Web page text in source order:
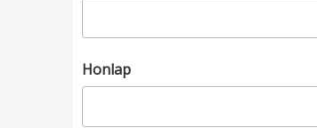
Honlap